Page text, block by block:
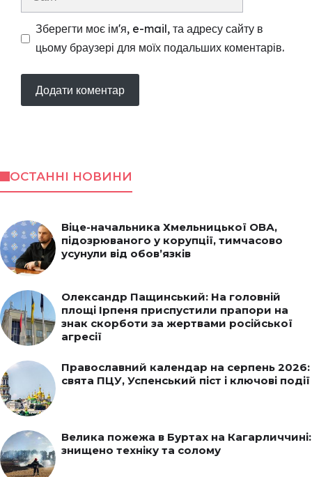
Зберегти моє ім'я, e-mail, та адресу сайту в
цьому браузері для моїх подальших коментарів.
ОСТАННІ НОВИНИ
Віце-начальника Хмельницької ОВА,
підозрюваного у корупції, тимчасово
усунули від обов’язків
Олександр Пащинський: На головній
площі Ірпеня приспустили прапори на
знак скорботи за жертвами російської
агресії
Православний календар на серпень 2026:
свята ПЦУ, Успенський піст і ключові події
Велика пожежа в Буртах на Кагарличчині:
знищено техніку та солому